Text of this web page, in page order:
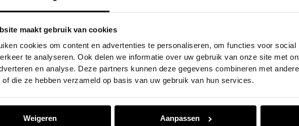
maakt gebruik van cookies
cookies om content en advertenties te personaliseren, om functies voor
te analyseren. Ook delen we informatie over uw gebruik van onze site met
en analyse. Deze partners kunnen deze gegevens combineren met
die ze hebben verzameld op basis van uw gebruik van hun services.
Weigeren Aanpassen
error: aclient-side exception has occurred while loadingwww.jvk.nl(see the